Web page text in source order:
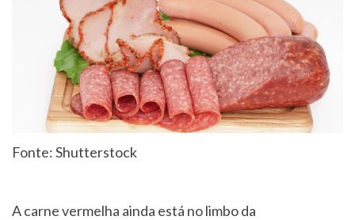
Fonte: Shutterstock
A carne vermelha ainda está no limbo da